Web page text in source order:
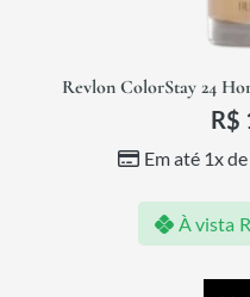
Revlon ColorStay 24
R$
Em até 1x de
À vista